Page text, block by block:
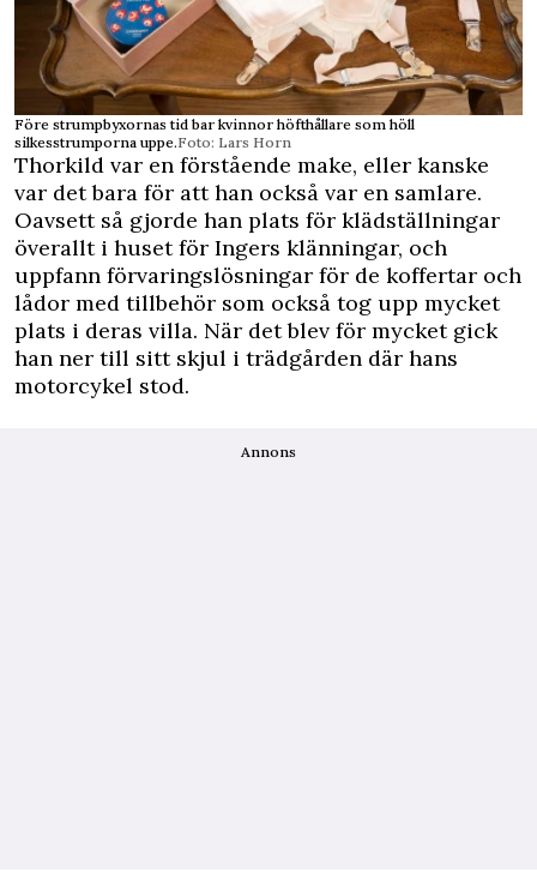
Före strumpbyxornas tid bar kvinnor höfthållare som höll
silkesstrumporna uppe.Foto: Lars Horn
Thorkild var en förstående make, eller kanske
var det bara för att han också var en samlare.
Oavsett så gjorde han plats för klädställningar
överallt i huset för Ingers klänningar, och
uppfann förvaringslösningar för de koffertar och
lådor med tillbehör som också tog upp mycket
plats i deras villa. När det blev för mycket gick
han ner till sitt skjul i trädgården där hans
motorcykel stod.
Annons